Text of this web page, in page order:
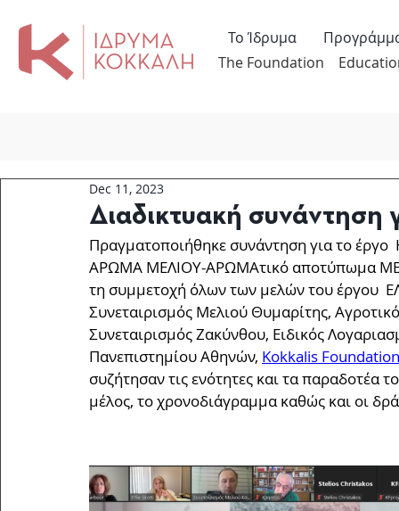
The Foundation
Το Ίδρυμα
Διαδικτυακή
Dec 11, 2023
Πραγματοποιήθηκε συνάντηση για το έργο
ΑΡΩΜΑ ΜΕΛΙΟΥ-ΑΡΩΜΑτικό αποτύπωμα
τη συμμετοχή όλων των μελών του έργου
Συνεταιρισμός Μελιού Θυμαρίτης,
Συνεταιρισμός Ζακύνθου, Ειδικός
Πανεπιστημίου Αθηνών, Kokkalis
συζήτησαν τις ενότητες και τα παραδοτέα
μέλος, το χρονοδιάγραμμα καθώς και οι